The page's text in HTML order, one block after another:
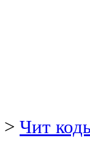
> Чит